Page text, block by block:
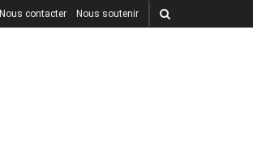
Nous contacter Nous soutenir